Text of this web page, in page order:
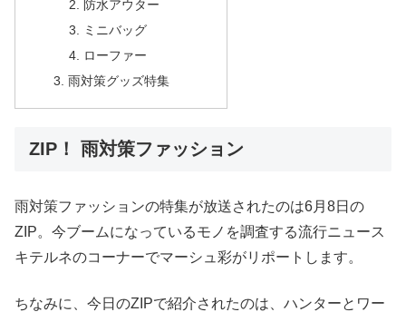
防水アウター
ミニバッグ
ローファー
雨対策グッズ特集
ZIP！ 雨対策ファッション
雨対策ファッションの特集が放送されたのは6月8日の
ZIP。今ブームになっているモノを調査する流行ニュース
キテルネのコーナーでマーシュ彩がリポートします。
ちなみに、今日のZIPで紹介されたのは、ハンターとワー